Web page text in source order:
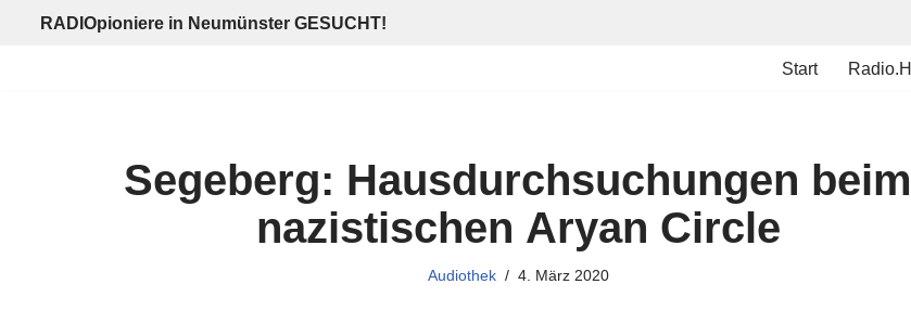
RADIOpioniere in Neumünster GESUCHT!
Start
Segeberg: Hausdurchsuchungen beim
nazistischen Aryan Circle
Audiothek 4. März 2020